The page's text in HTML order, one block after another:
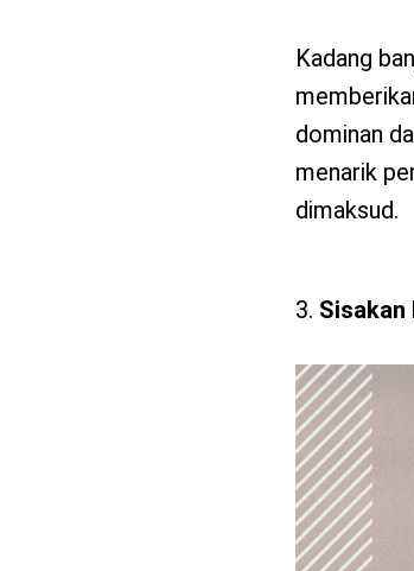
Kadang
dominan
menarik
dimaksud.
Sisakan